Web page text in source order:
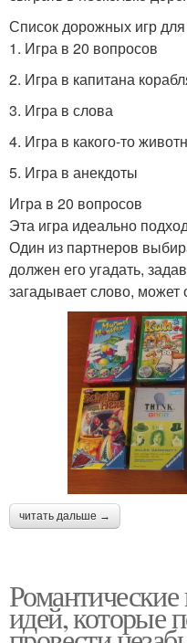
Список дорожных игр
1. Игра в 20 вопросов
2. Игра в капитана
3. Игра в слова
4. Игра в какого-то
5. Игра в анекдоты
Игра в 20 вопросов
Эта игра идеально
Один из партнеров
должен его угадать,
загадывает слово, может
читать дальше →
идей, которые